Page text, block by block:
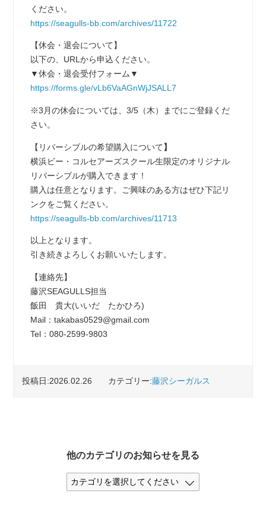
ください。
https://seagulls-bb.com/archives/11722
【休会・退会について】
以下の、URLから申込ください。
▼休会・退会受付フォーム▼
https://forms.gle/vLb6VaAGnWjJSALL7
※3月の休会については、3/5（木）までにご登録くだ
さい。
【リバーシブルの希望購入について 】
横浜ビー・コルセアーズスクール生限定のオリジナル
リバーシブルが購入できます！
購入は任意となります。ご興味のある方はぜひ下記リ
ンクをご覧ください。
https://seagulls-bb.com/archives/11713
以上となります。
引き続きよろしくお願いいたします。
【連絡先】
藤沢SEAGULLS担当
飯田 貴大(いいだ たかひろ)
Mail：takabas0529@gmail.com
Tel：080‐2599‐9803
投稿日:2026.02.26 カテゴリー:藤沢シーガルス
他のカテゴリのお知らせを見る